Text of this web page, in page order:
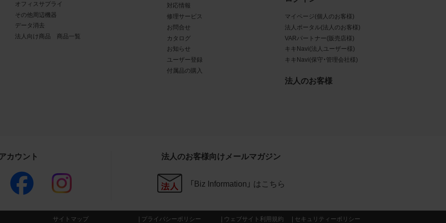
写真データ利用規約の違反
真データ利用規約に違反した場合、お客様は直ちに商品写真データ
を中止し、消去するものとします。また、商品写真データ利用規約に
たことにより、当社に損害が生じた場合、お客様はその損害を賠償す
CAD図データ利用規約
の帰属
託する第三者に帰属することに同意します。
オフィスサプライ
その他周辺機器
データ消去
法人向け商品 商品一覧
対応情報
修理サービス
お問合せ
カタログ
お知らせ
ユーザー登録
付属品の購入
マイページ(個人のお客様)
法人ポータル(法人のお客様)
VARパートナー(販売店様)
キキNavi(法人ユーザー様)
キキNavi(保守・管理会社様)
法人のお客様
カウント 法人のお客様向けメールマガジン
「Biz Information」 はこちら
サイトマップ プライバシーポリシー ウェブサイト利用規約 セキュリティーポリシー